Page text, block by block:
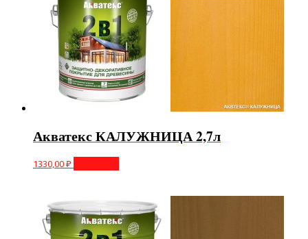
Акватекс КАЛУЖНИЦА 2,7л
1330,00₽